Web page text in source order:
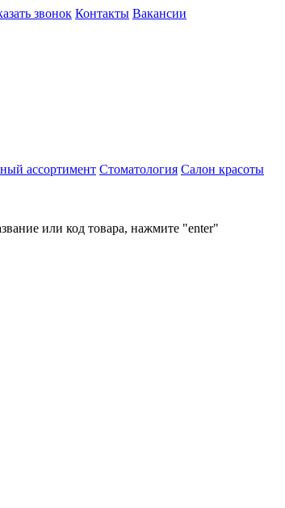
звонок Контакты Вакансии
ассортимент Стоматология Салон красоты
или код товара, нажмите "enter"